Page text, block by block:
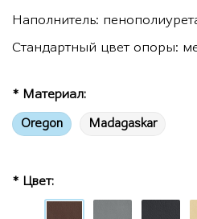
Наполнитель:
Стандартный цвет опоры:
* Материал:
Oregon Madagaskar
* Цвет: